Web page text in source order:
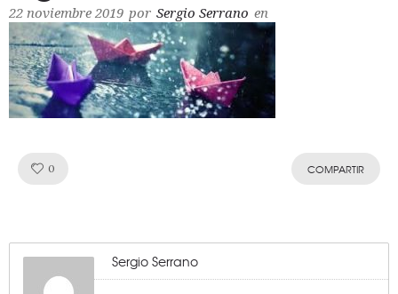
22 noviembre 2019 por Sergio Serrano en
0 COMPARTIR
Sergio Serrano